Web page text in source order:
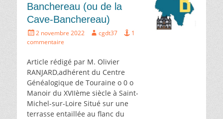
Banchereau (ou de la
Cave-Banchereau)
Écrit
le
2 novembre 2022 Auteur
cgdt37
1
commentaire
Article rédigé par M. Olivier
RANJARD,adhérent du Centre
Généalogique de Touraine o 0 o
Manoir du XVIIème siècle à Saint-
Michel-sur-Loire Situé sur une
terrasse entaillée au flanc du